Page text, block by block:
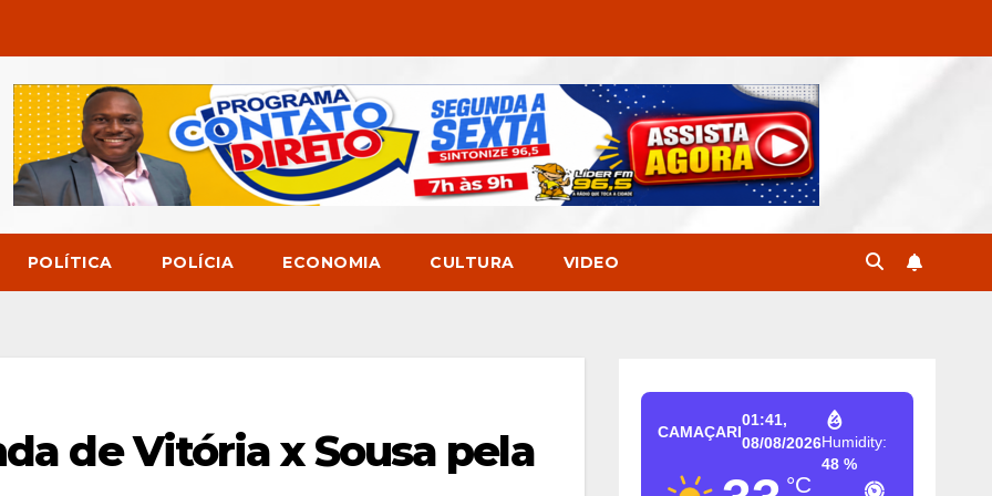
POLÍTICA POLÍCIA ECONOMIA CULTURA VIDEO
de Vitória x Sousa pela
CAMAÇARI
01:41,
08/08/2026
°C
Humidity:
48 %